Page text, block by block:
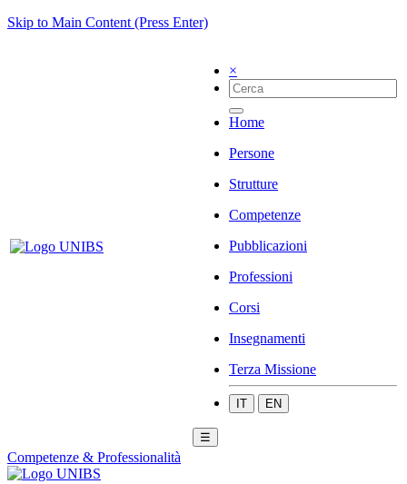
Skip to Main Content (Press Enter)
×
Home
Persone
Strutture
Competenze
Pubblicazioni
Professioni
Corsi
Insegnamenti
Terza Missione
IT EN
☰
Competenze & Professionalità